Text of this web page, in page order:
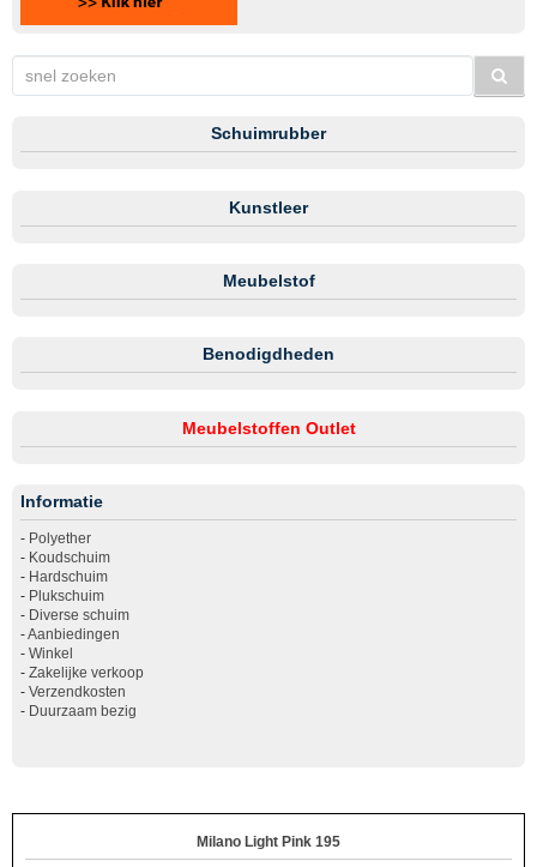
Schuimrubber
Kunstleer
Meubelstof
Benodigdheden
Meubelstoffen Outlet
Informatie
- Polyether
- Koudschuim
- Hardschuim
- Plukschuim
- Diverse schuim
-Aanbiedingen
- Winkel
- Zakelijke verkoop
- Verzendkosten
- Duurzaam bezig
Milano Light Pink 195